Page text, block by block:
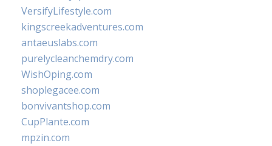
VersifyLifestyle.com
kingscreekadventures.com
antaeuslabs.com
purelycleanchemdry.com
WishOping.com
shoplegacee.com
bonvivantshop.com
CupPlante.com
mpzin.com